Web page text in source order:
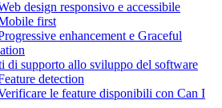
design responsivo e accessibile
first
enhancement e Graceful
di supporto allo sviluppo del software
detection
le feature disponibili con Can I